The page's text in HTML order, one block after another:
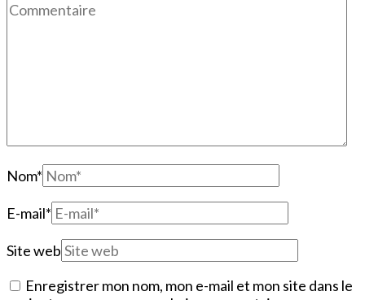
Nom*
E-mail*
Site web
Enregistrer mon nom, mon e-mail et mon site dans le